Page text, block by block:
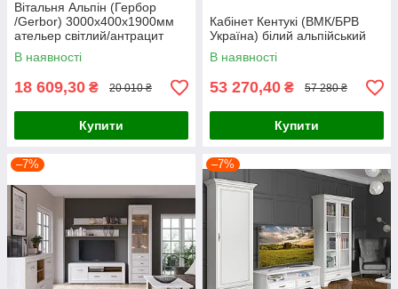
Вітальня Альпін (Гербор
/Gerbor) 3000х400х1900мм
ательер світлий/антрацит
В наявності
18 609,30 ₴ 20 010 ₴
Купити
Кабінет Кентукі (ВМК/БРВ
Україна) білий альпійський
В наявності
53 270,40 ₴ 57 280 ₴
Купити
–7% –7%